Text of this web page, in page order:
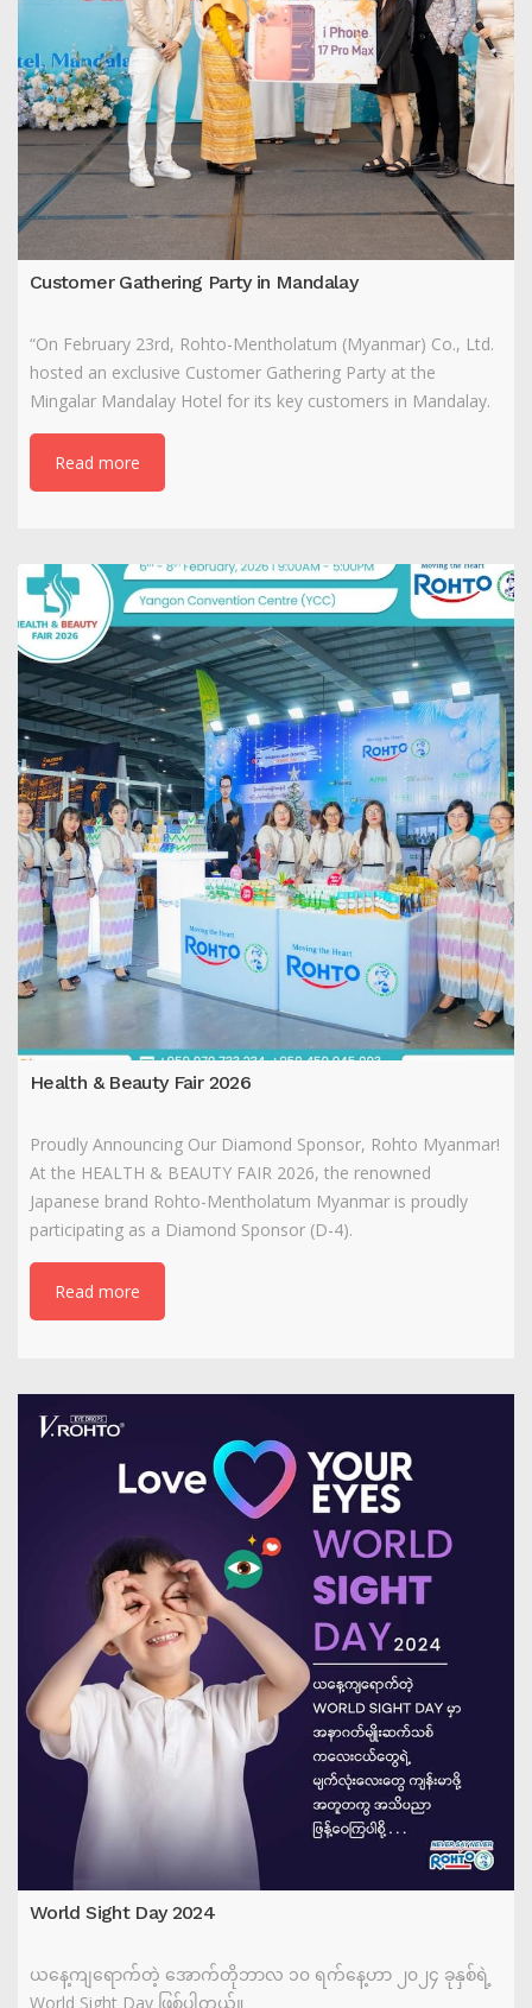
Customer Gathering Party in Mandalay
“On February 23rd, Rohto-Mentholatum (Myanmar) Co., Ltd.
hosted an exclusive Customer Gathering Party at the
Mingalar Mandalay Hotel for its key customers in Mandalay.
Read more
Health & Beauty Fair 2026
Proudly Announcing Our Diamond Sponsor, Rohto Myanmar!
At the HEALTH & BEAUTY FAIR 2026, the renowned
Japanese brand Rohto-Mentholatum Myanmar is proudly
participating as a Diamond Sponsor (D-4).
Read more
World Sight Day 2024
ယနေ့ကျရောက်တဲ့ အောက်တိုဘာလ ၁၀ ရက်နေ့ဟာ ၂၀၂၄ ခုနှစ်ရဲ့
World Sight Day ဖြစ်ပါတယ်။